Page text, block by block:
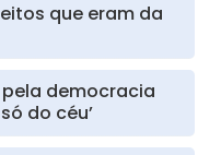
que eram da
democracia
do céu’